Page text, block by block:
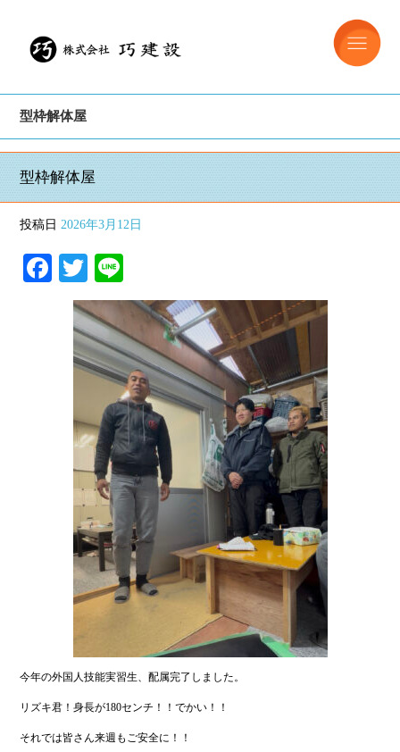
型枠解体屋
型枠解体屋
投稿日 2026年3月12日
Facebook
Twitter
今年の外国人技能実習生、配属完了しました。
リズキ君！身長が180センチ！！でかい！！
それでは皆さん来週もご安全に！！